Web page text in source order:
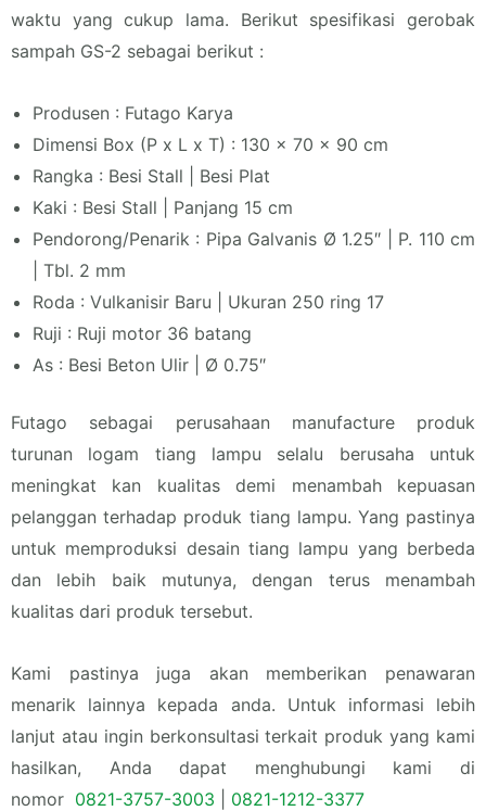
waktu yang cukup lama. Berikut spesifikasi gerobak
sampah GS-2 sebagai berikut :
Produsen : Futago Karya
Dimensi Box (P x L x T) : 130 x 70 x 90 cm
Rangka : Besi Stall | Besi Plat
Kaki : Besi Stall | Panjang 15 cm
Pendorong/Penarik : Pipa Galvanis Ø 1.25″ | P. 110 cm
| Tbl. 2 mm
Roda : Vulkanisir Baru | Ukuran 250 ring 17
Ruji : Ruji motor 36 batang
As : Besi Beton Ulir | Ø 0.75″
Futago sebagai perusahaan manufacture produk
turunan logam tiang lampu selalu berusaha untuk
meningkat kan kualitas demi menambah kepuasan
pelanggan terhadap produk tiang lampu. Yang pastinya
untuk memproduksi desain tiang lampu yang berbeda
dan lebih baik mutunya, dengan terus menambah
kualitas dari produk tersebut.
Kami pastinya juga akan memberikan penawaran
menarik lainnya kepada anda. Untuk informasi lebih
lanjut atau ingin berkonsultasi terkait produk yang kami
hasilkan, Anda dapat menghubungi kami di
nomor 0821-3757-3003 0821-1212-3377